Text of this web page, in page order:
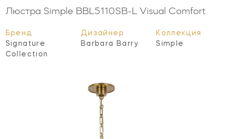
Люстра Simple BBL5110SB-L Visual Comfort
Бренд
Signature
Collection
Дизайнер
Barbara Barry
Коллекция
Simple